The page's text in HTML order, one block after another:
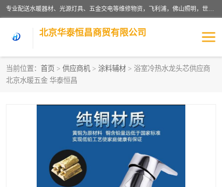
专业配送水暖器材、光源灯具、五金交电等维修物资，飞利浦，佛山照明，世达，博世，九牧，特陶等各产品涉及国内外知名品牌。公司专注与物业、学校、酒店、工厂等单位合作，提供一站式配送服务，降低客户综合成本。依托电子商务改变传统模式，以专业的团队为客户提供24H物资配送到达，货到月结、统一开票，便捷退换等服务，提高了企业的运营效率。
北京华泰恒昌商贸有限公司
当前位置： 首页 > 供应商机 > 涂料辅材 > 浴室冷热水龙头芯供应商
北京水暖五金 华泰恒昌
水暖阀门
涂料辅材